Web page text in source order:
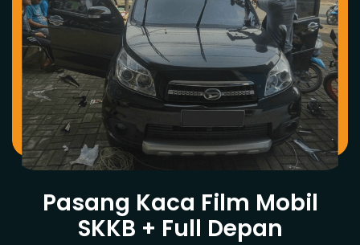
Pasang Kaca Film Mobil
SKKB + Full Depan